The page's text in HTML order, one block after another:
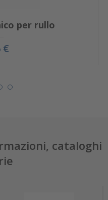
per rullo
€
cataloghi